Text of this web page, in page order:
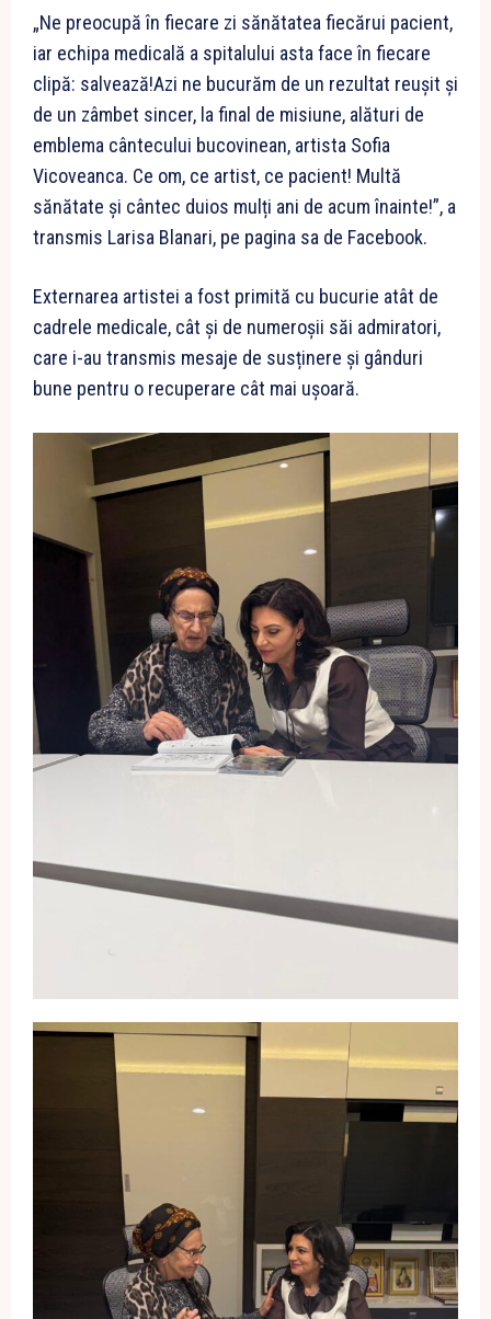
„Ne preocupă în fiecare zi sănătatea fiecărui pacient,
iar echipa medicală a spitalului asta face în fiecare
clipă: salvează!Azi ne bucurăm de un rezultat reușit și
de un zâmbet sincer, la final de misiune, alături de
emblema cântecului bucovinean, artista Sofia
Vicoveanca. Ce om, ce artist, ce pacient! Multă
sănătate și cântec duios mulți ani de acum înainte!”, a
transmis Larisa Blanari, pe pagina sa de Facebook.
Externarea artistei a fost primită cu bucurie atât de
cadrele medicale, cât și de numeroșii săi admiratori,
care i-au transmis mesaje de susținere și gânduri
bune pentru o recuperare cât mai ușoară.